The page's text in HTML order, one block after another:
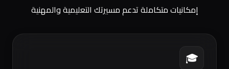
إمكانيات متكاملة تدعم مسيرتك التعليمية والمهنية
🎓